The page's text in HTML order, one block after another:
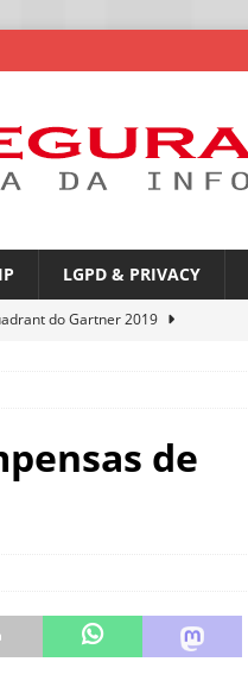
LGPD & PRIVACY
do Gartner 2019
exposta a ciberameaças
nas redes corporativas
torna um risco
NOTÍCIAS
de